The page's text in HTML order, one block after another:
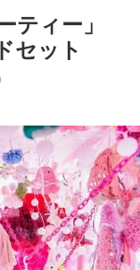
ティー」
セット